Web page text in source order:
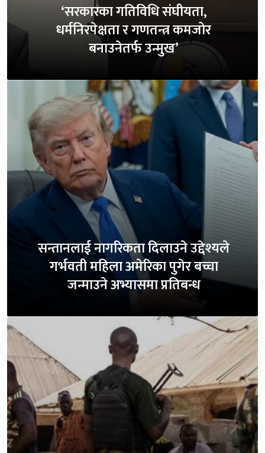
‘सरकारका गतिविधि संघीयता,
धर्मनिरपेक्षता र गणतन्त्र कमजोर
बनाउनेतर्फ उन्मुख’
सन्तानलाई नागरिकता दिलाउने उद्देश्यले
गर्भवती महिला अमेरिका पुगेर बच्चा
जन्माउने अभ्यासमा प्रतिबन्ध